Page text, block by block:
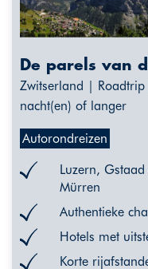
De parels van
Zwitserland |
nacht(en) of langer
Autorondreizen
Luzern,
Mürren
Authentieke
Hotels met
Korte